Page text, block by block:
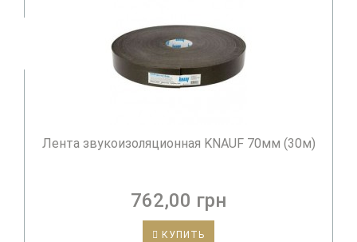
Лента звукоизоляционная KNAUF 70мм (30м)
762,00 грн
КУПИТЬ